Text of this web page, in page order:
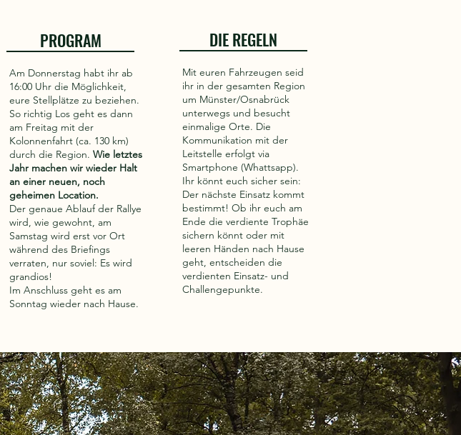
PROGRAM
Am Donnerstag habt ihr ab
16:00 Uhr die Möglichkeit,
eure Stellplätze zu beziehen.
So richtig Los geht es dann
am Freitag mit der
Kolonnenfahrt (ca. 130 km)
durch die Region. Wie letztes
Jahr machen wir wieder Halt
an einer neuen, noch
geheimen Location.
Der genaue Ablauf der Rallye
wird, wie gewohnt, am
Samstag wird erst vor Ort
während des Briefings
verraten, nur soviel: Es wird
grandios!
Im Anschluss geht es am
Sonntag wieder nach Hause.
DIE REGELN
Mit euren Fahrzeugen seid
ihr in der gesamten Region
um Münster/Osnabrück
unterwegs und besucht
einmalige Orte. Die
Kommunikation mit der
Leitstelle erfolgt via
Smartphone (Whattsapp).
Ihr könnt euch sicher sein:
Der nächste Einsatz kommt
bestimmt! Ob ihr euch am
Ende die verdiente Trophäe
sichern könnt oder mit
leeren Händen nach Hause
geht, entscheiden die
verdienten Einsatz- und
Challengepunkte.
Übersicht